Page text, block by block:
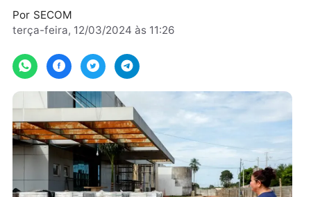
agosto deste ano
terça-feira, 12/03/2024 às 11:26